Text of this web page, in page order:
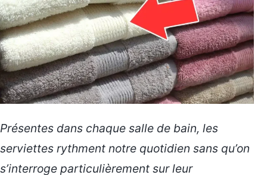
Présentes dans chaque salle de bain, les
serviettes rythment notre quotidien sans qu’on
s’interroge particulièrement sur leur